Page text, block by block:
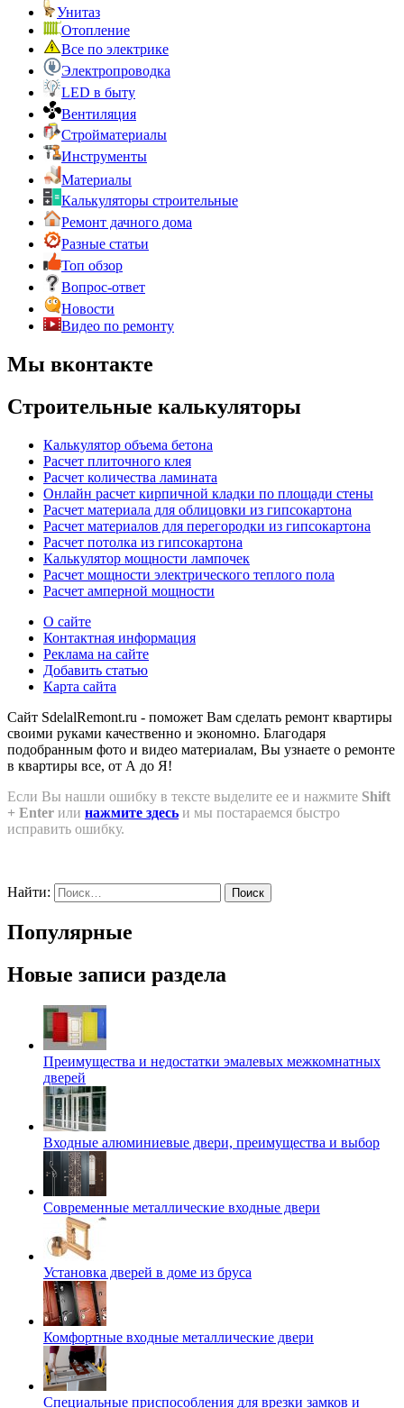
Унитаз
Отопление
Все по электрике
Электропроводка
LED в быту
Вентиляция
Стройматериалы
Инструменты
Материалы
Калькуляторы строительные
Ремонт дачного дома
Разные статьи
Топ обзор
Вопрос-ответ
Новости
Видео по ремонту
Мы вконтакте
Строительные калькуляторы
Калькулятор объема бетона
Расчет плиточного клея
Расчет количества ламината
Онлайн расчет кирпичной кладки по площади стены
Расчет материала для облицовки из гипсокартона
Расчет материалов для перегородки из гипсокартона
Расчет потолка из гипсокартона
Калькулятор мощности лампочек
Расчет мощности электрического теплого пола
Расчет амперной мощности
О сайте
Контактная информация
Реклама на сайте
Добавить статью
Карта сайта
Сайт SdelalRemont.ru - поможет Вам сделать ремонт квартиры
своими руками качественно и экономно. Благодаря
подобранным фото и видео материалам, Вы узнаете о ремонте
в квартиры все, от А до Я!
Если Вы нашли ошибку в тексте выделите ее и нажмите Shift
+ Enter или нажмите здесь и мы постараемся быстро
исправить ошибку.
Найти:
Популярные
Новые записи раздела
Преимущества и недостатки эмалевых межкомнатных
дверей
Входные алюминиевые двери, преимущества и выбор
Современные металлические входные двери
Установка дверей в доме из бруса
Комфортные входные металлические двери
Специальные приспособления для врезки замков и